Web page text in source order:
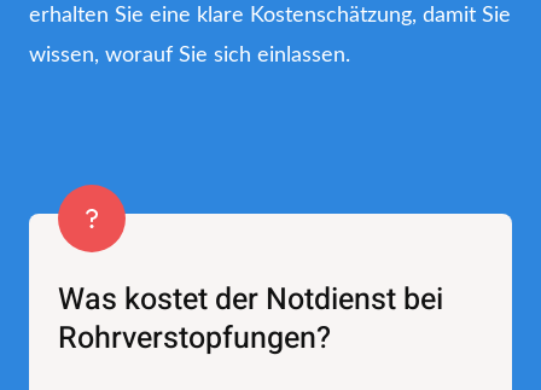
erhalten Sie eine klare Kostenschätzung, damit Sie
wissen, worauf Sie sich einlassen.
Was kostet der Notdienst bei
Rohrverstopfungen?